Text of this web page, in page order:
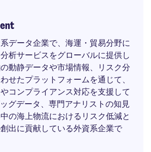
データ企業で、海運・貿易分野に
析サービスをグローバルに提供し
動静データや市場情報、リスク分
せたプラットフォームを通じて、
コンプライアンス対応を支援して
グデータ、専門アナリストの知見
の海上物流におけるリスク低減と
出に貢献している外資系企業で